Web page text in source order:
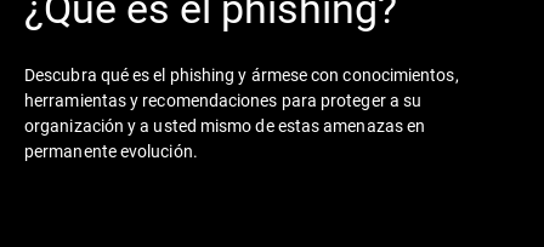
Descubra qué es el phishing y ármese con conocimientos,
herramientas y recomendaciones para proteger a su
organización y a usted mismo de estas amenazas en
permanente evolución.